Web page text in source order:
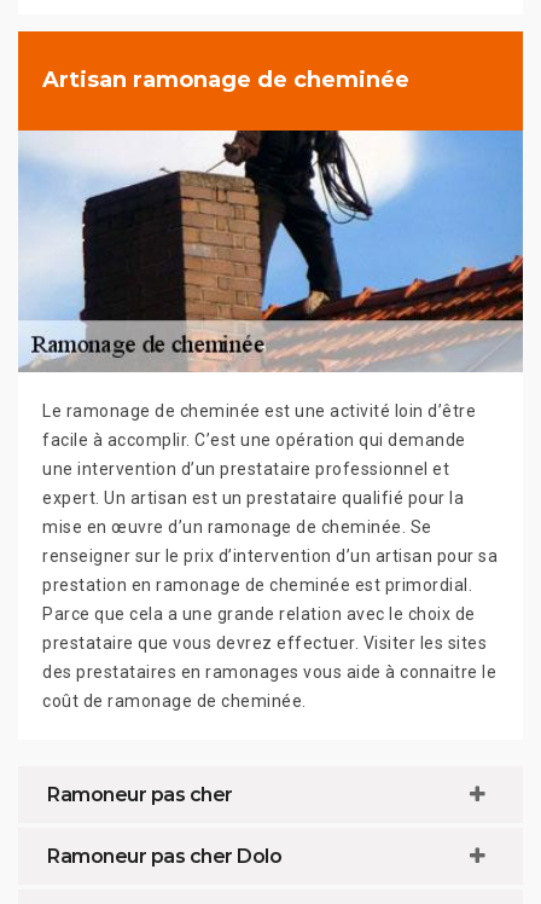
Artisan ramonage de cheminée
Le ramonage de cheminée est une activité loin d’être
facile à accomplir. C’est une opération qui demande
une intervention d’un prestataire professionnel et
expert. Un artisan est un prestataire qualifié pour la
mise en œuvre d’un ramonage de cheminée. Se
renseigner sur le prix d’intervention d’un artisan pour sa
prestation en ramonage de cheminée est primordial.
Parce que cela a une grande relation avec le choix de
prestataire que vous devrez effectuer. Visiter les sites
des prestataires en ramonages vous aide à connaitre le
coût de ramonage de cheminée.
Ramoneur pas cher
Ramoneur pas cher Dolo